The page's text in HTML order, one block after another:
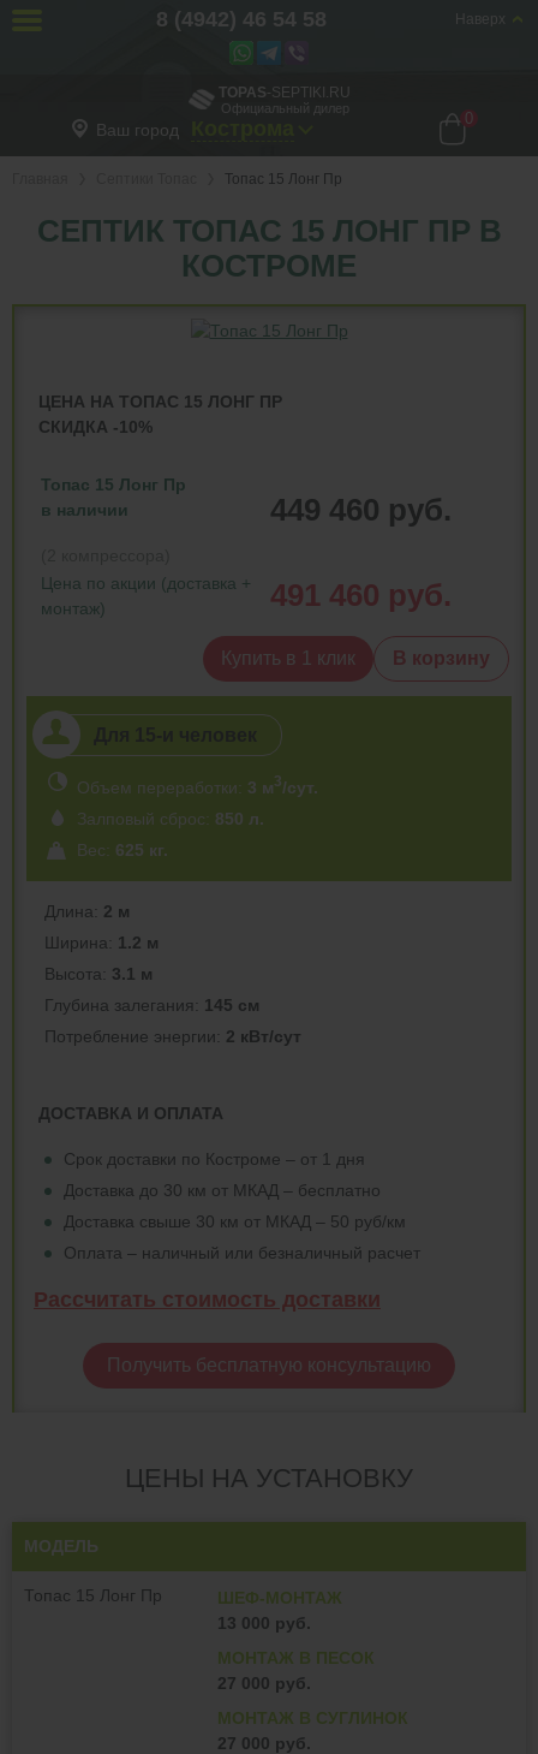
TOPAS-SEPTIKI.RU
Официальный дилер
Ваш город
0
Топас 15 Лонг Пр
СЕПТИК ТОПАС 15 ЛОНГ ПР В
КОСТРОМЕ
ЦЕНА НА ТОПАС 15 ЛОНГ ПР
СКИДКА -10%
Топас 15 Лонг Пр
в наличии
449 460 руб.
Цена по акции (доставка +
монтаж)
491 460 руб.
Купить в 1 клик В корзину
Объем переработки: 3 м3/сут.
Залповый сброс: 850 л.
Вес: 625 кг.
Длина: 2 м
Ширина: 1.2 м
Высота: 3.1 м
Глубина залегания: 145 см
Потреблeние энергии: 2 кВт/сут
ДОСТАВКА И ОПЛАТА
Срок доставки по Костроме – от 1 дня
Доставка до 30 км от МКАД – бесплатно
Доставка свыше 30 км от МКАД – 50 руб/км
Оплата – наличный или безналичный расчет
Рассчитать стоимость доставки
Получить бесплатную консультацию
ЦЕНЫ НА УСТАНОВКУ
МОДЕЛЬ
Топас 15 Лонг Пр
ШЕФ-МОНТАЖ
13 000 руб.
МОНТАЖ В ПЕСОК
27 000 руб.
МОНТАЖ В СУГЛИНОК
27 000 руб.
Наверх
8 (4942) 46 54 58